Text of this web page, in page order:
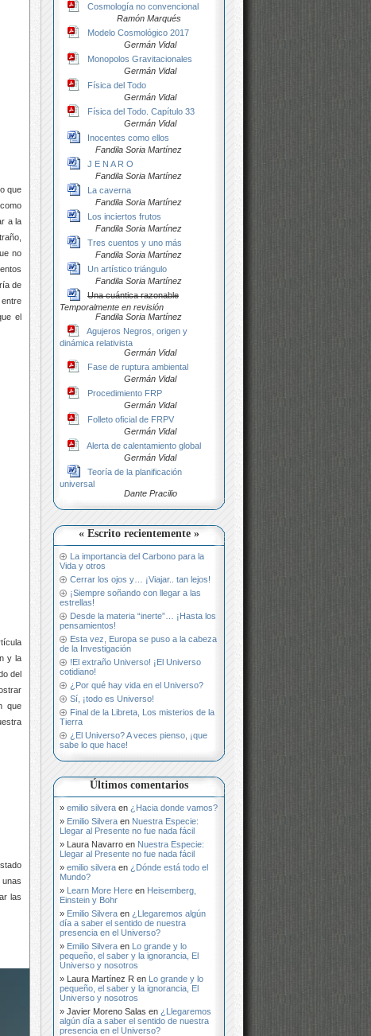
Cosmología no convencional
Ramón Marqués
Modelo Cosmológico 2017
Germán Vidal
Monopolos Gravitacionales
Germán Vidal
Física del Todo
Germán Vidal
Física del Todo. Capítulo 33
Germán Vidal
Inocentes como ellos
Fandila Soria Martínez
J E N A R O
Fandila Soria Martínez
La caverna
Fandila Soria Martínez
Los inciertos frutos
Fandila Soria Martínez
Tres cuentos y uno más
Fandila Soria Martínez
Un artístico triángulo
Fandila Soria Martínez
Una cuántica razonable
Temporalmente en revisión
Fandila Soria Martínez
Agujeros Negros, origen y
dinámica relativista
Germán Vidal
Fase de ruptura ambiental
Germán Vidal
Procedimiento FRP
Germán Vidal
Folleto oficial de FRPV
Germán Vidal
Alerta de calentamiento global
Germán Vidal
Teoría de la planificación
universal
Dante Pracilio
« Escrito recientemente »
La importancia del Carbono para la
Vida y otros
Cerrar los ojos y… ¡Viajar.. tan lejos!
¡Siempre soñando con llegar a las
estrellas!
Desde la materia “inerte”… ¡Hasta los
pensamientos!
Esta vez, Europa se puso a la cabeza
de la Investigación
!El extraño Universo! ¡El Universo
cotidiano!
¿Por qué hay vida en el Universo?
Sí, ¡todo es Universo!
Final de la Libreta, Los misterios de la
Tierra
¿El Universo? A veces pienso, ¡que
sabe lo que hace!
Últimos comentarios
emilio silvera en ¿Hacia donde vamos?
Emilio Silvera en Nuestra Especie:
Llegar al Presente no fue nada fácil
Laura Navarro en Nuestra Especie:
Llegar al Presente no fue nada fácil
emilio silvera en ¿Dónde está todo el
Mundo?
Learn More Here en Heisemberg,
Einstein y Bohr
Emilio Silvera en ¿Llegaremos algún
día a saber el sentido de nuestra
presencia en el Universo?
Emilio Silvera en Lo grande y lo
pequeño, el saber y la ignorancia, El
Universo y nosotros
Laura Martínez R en Lo grande y lo
pequeño, el saber y la ignorancia, El
Universo y nosotros
Javier Moreno Salas en ¿Llegaremos
algún día a saber el sentido de nuestra
presencia en el Universo?
que
a la
no
de
el
y la
del
que
unas
las